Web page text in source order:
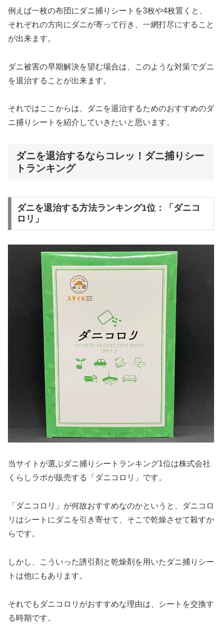
例えば一枚の布団にダニ捕りシートを3枚や4枚置くと、
それぞれの方向にダニが寄って行き、一網打尽にすること
が出来ます。
ダニ被害の早期解決を望む場合は、このような対策でダニ
を退治することが出来ます。
それではここからは、ダニを退治するためのおすすめのダ
ニ捕りシートを紹介していきたいと思います。
ダニを退治するならコレッ！ダニ捕りシー
トランキング
ダニを退治する方法ランキング1位：「ダニコ
ロリ」
当サイトが選ぶダニ捕りシートランキング1位は株式会社
くらしラボが販売する「ダニコロリ」です。
「ダニコロリ」が何故おすすめなのかというと、ダニコロ
リはシートにダニを引き寄せて、そこで乾燥させて殺すか
らです。
しかし、こういった誘引剤と乾燥剤を用いたダニ捕りシー
トは他にもあります。
それでもダニコロリがおすすめな理由は、シートを交換す
る時期です。